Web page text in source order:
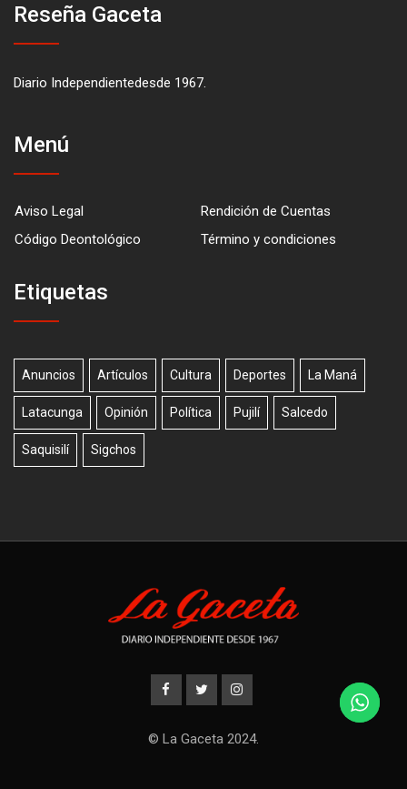
Reseña Gaceta
Diario Independientedesde 1967.
Menú
Aviso Legal
Rendición de Cuentas
Código Deontológico
Término y condiciones
Etiquetas
Anuncios Artículos Cultura Deportes La Maná
Latacunga Opinión Política Pujilí Salcedo
Saquisilí Sigchos
© La Gaceta 2024.